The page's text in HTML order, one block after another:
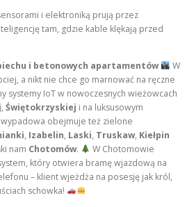
i elektroniką prują przez
tam, gdzie kable klękają przed
i betonowych apartamentów
W
a nikt nie chce go marnować na ręczne
systemy IoT w nowoczesnych wieżowcach
, Świętokrzyskiej i na luksusowym
obejmuje też zielone
, Izabelin, Laski, Truskaw, Kiełpin
nam Chotomów.
W Chotomowie
który otwiera bramę wjazdową na
– klient wjeżdża na posesję jak król,
schowka!